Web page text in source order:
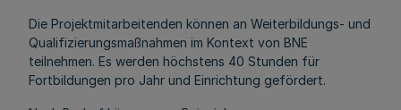
Die Projektmitarbeitenden können an Weiterbildungs- und
Qualifizierungsmaßnahmen im Kontext von BNE
teilnehmen. Es werden höchstens 40 Stunden für
Fortbildungen pro Jahr und Einrichtung gefördert.